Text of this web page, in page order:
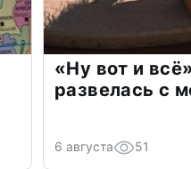
«Ну вот и
развелась с
6 августа 51